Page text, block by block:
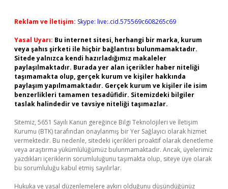
Reklam ve İletişim: Skype: live:.cid.575569c608265c69
Yasal Uyarı: Bu internet sitesi, herhangi bir marka, kurum
veya şahıs şirketi ile hiçbir bağlantısı bulunmamaktadır.
Sitede yalnızca kendi hazırladığımız makaleler
paylaşılmaktadır. Burada yer alan içerikler haber niteliği
taşımamakta olup, gerçek kurum ve kişiler hakkında
paylaşım yapılmamaktadır. Gerçek kurum ve kişiler ile isim
benzerlikleri tamamen tesadüfidir. Sitemizdeki bilgiler
taslak halindedir ve tavsiye niteliği taşımazlar.
Sitemiz, 5651 Sayılı Kanun gereğince Bilgi Teknolojileri ve İletişim
Kurumu (BTK) tarafından onaylanmış bir Yer Sağlayıcı olarak hizmet
vermektedir. Bu nedenle, sitedeki içerikleri proaktif olarak denetleme
veya araştırma yükümlülüğümüz bulunmamaktadır. Ancak, üyelerimiz
yazdıkları içeriklerin sorumluluğunu taşımakta olup, siteye üye olarak
bu sorumluluğu kabul etmiş sayılırlar.
Hukuka ve yasal düzenlemelere aykırı olduğunu düşündüğünüz